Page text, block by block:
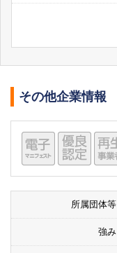
その他企業情報
所属団体等
強み